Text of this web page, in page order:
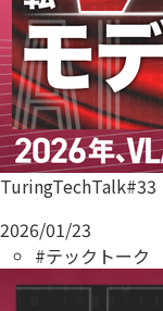
TuringTechTalk#33
2026/01/23
#テックトーク